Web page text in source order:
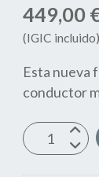
449,00
(IGIC incluido)
Esta nueva
conductor